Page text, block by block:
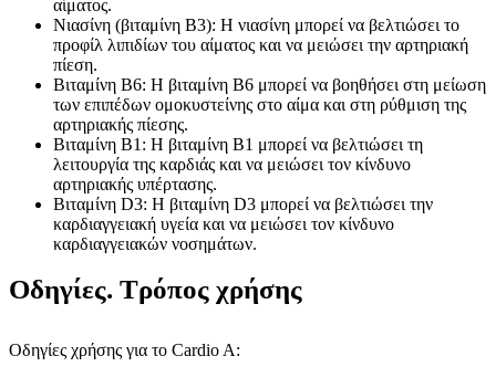
αίματος.
Νιασίνη (βιταμίνη B3): Η νιασίνη μπορεί να βελτιώσει το
προφίλ λιπιδίων του αίματος και να μειώσει την αρτηριακή
πίεση.
Βιταμίνη Β6: Η βιταμίνη Β6 μπορεί να βοηθήσει στη μείωση
των επιπέδων ομοκυστείνης στο αίμα και στη ρύθμιση της
αρτηριακής πίεσης.
Βιταμίνη Β1: Η βιταμίνη Β1 μπορεί να βελτιώσει τη
λειτουργία της καρδιάς και να μειώσει τον κίνδυνο
αρτηριακής υπέρτασης.
Βιταμίνη D3: Η βιταμίνη D3 μπορεί να βελτιώσει την
καρδιαγγειακή υγεία και να μειώσει τον κίνδυνο
καρδιαγγειακών νοσημάτων.
Οδηγίες. Τρόπος χρήσης
Οδηγίες χρήσης για το Cardio A: